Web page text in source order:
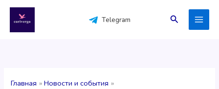
содержимому
Telegram Поиск
Главная Новости и события